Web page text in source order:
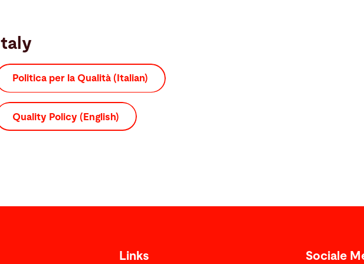
Italy
Politica per la Qualità (Italian)
Quality Policy (English)
Links Sociale